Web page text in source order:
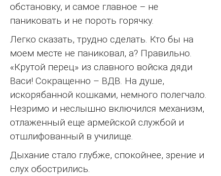
обстановку, и самое главное – не
паниковать и не пороть горячку.
Легко сказать, трудно сделать. Кто бы на
моем месте не паниковал, а? Правильно.
«Крутой перец» из славного войска дяди
Васи! Сокращенно – ВДВ. На душе,
искорябанной кошками, немного полегчало.
Незримо и неслышно включился механизм,
отлаженный еще армейской службой и
отшлифованный в училище.
Дыхание стало глубже, спокойнее, зрение и
слух обострились.